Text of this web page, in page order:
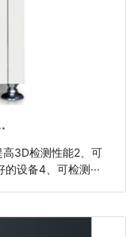
3D检测性能2、可
设备4、可检测···